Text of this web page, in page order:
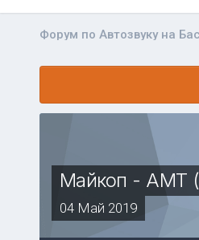
Форум по Автозвуку на
Майкоп - АМТ
04 Май 2019